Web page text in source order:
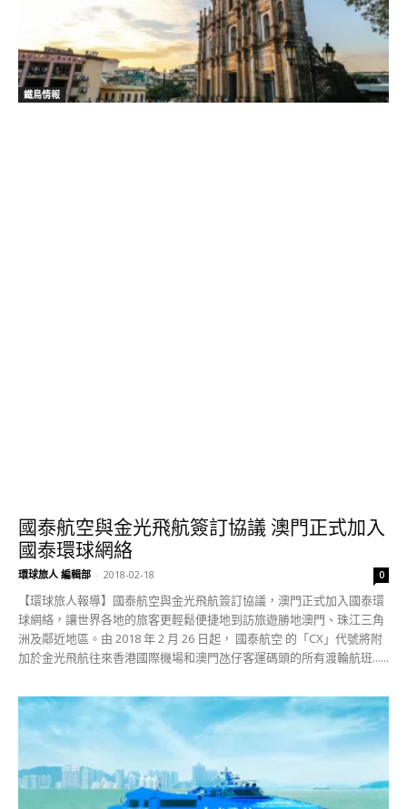
鐵鳥情報
國泰航空與金光飛航簽訂協議 澳門正式加入
國泰環球網絡
環球旅人 編輯部 - 2018-02-18 0
【環球旅人報導】國泰航空與金光飛航簽訂協議，澳門正式加入國泰環
球網絡，讓世界各地的旅客更輕鬆便捷地到訪旅遊勝地澳門、珠江三角
洲及鄰近地區。由 2018 年 2 月 26 日起， 國泰航空 的「CX」代號將附
加於金光飛航往來香港國際機場和澳門氹仔客運碼頭的所有渡輪航班......